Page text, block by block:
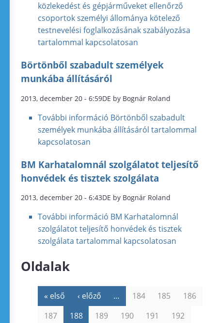
közlekedést és gépjárműveket ellenőrző
csoportok személyi állománya kötelező
testnevelési foglalkozásának szabályozása
tartalommal kapcsolatosan
Börtönből szabadult személyek
munkába állításáról
2013, december 20 - 6:59DE by Bognár Roland
További információ Börtönből szabadult
személyek munkába állításáról tartalommal
kapcsolatosan
BM Karhatalomnál szolgálatot teljesítő
honvédek és tisztek szolgálata
2013, december 20 - 6:43DE by Bognár Roland
További információ BM Karhatalomnál
szolgálatot teljesítő honvédek és tisztek
szolgálata tartalommal kapcsolatosan
Oldalak
« első ‹ előző … 184 185
186
187
188 189 190 191
192